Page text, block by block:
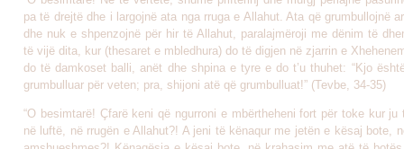
pa të drejtë dhe i largojnë ata nga rruga e Allahut. Ata që grumbullojnë
dhe nuk e shpenzojnë për hir të Allahut, paralajmëroji me dënim të
të vijë dita, kur (thesaret e mbledhura) do të digjen në zjarrin e
do të damkoset balli, anët dhe shpina e tyre e do t’u thuhet: “Kjo
grumbulluar për veten; pra, shijoni atë që grumbulluat!” (Tevbe, 34-35)
“O besimtarë! Çfarë keni që ngurroni e mbërtheheni fort për toke kur ju
në luftë, në rrugën e Allahut?! A jeni të kënaqur me jetën e kësaj bote,